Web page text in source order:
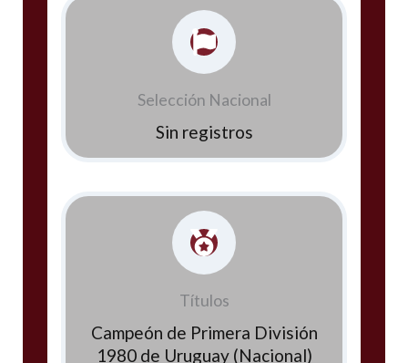
Selección Nacional
Sin registros
Títulos
Campeón de Primera División
1980 de Uruguay (Nacional)